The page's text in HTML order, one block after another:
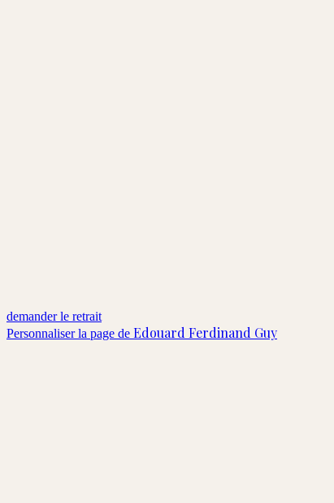
demander le retrait
Personnaliser la page de Edouard Ferdinand Guy